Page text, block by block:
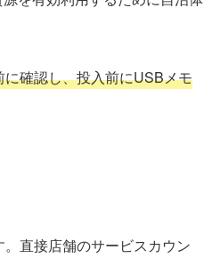
確認し、投入前にUSBメモ
直接店舗のサービスカウン